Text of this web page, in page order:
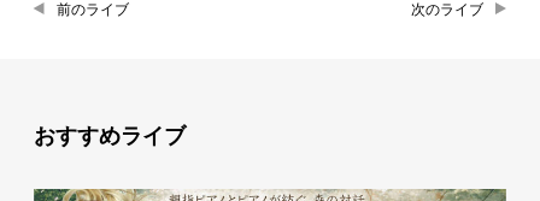
前のライブ 次のライブ
おすすめライブ